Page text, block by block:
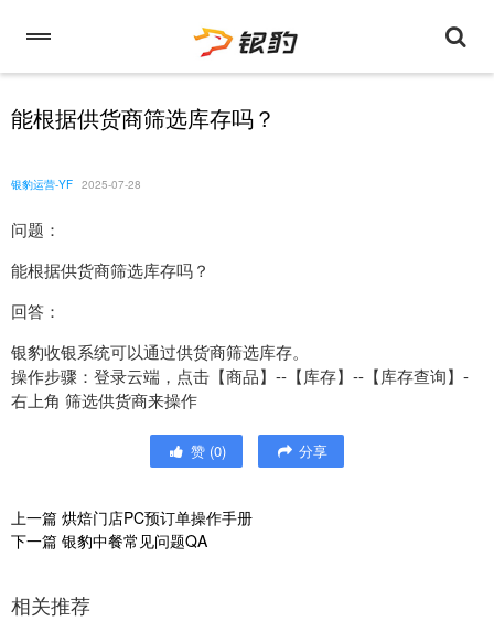
能根据供货商筛选库存吗？
银豹运营-YF 2025-07-28
问题：
能根据供货商筛选库存吗？
回答：
银豹收银系统可以通过供货商筛选库存。
操作步骤：登录云端，点击【商品】--【库存】--【库存查询】-
右上角 筛选供货商来操作
赞 (0) 分享
上一篇 烘焙门店PC预订单操作手册
下一篇 银豹中餐常见问题QA
相关推荐